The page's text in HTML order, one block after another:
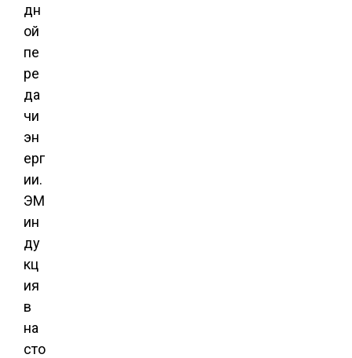
дн
ой
пе
ре
да
чи
эн
ерг
ии.
ЭМ
ин
ду
кц
ия
в
на
сто